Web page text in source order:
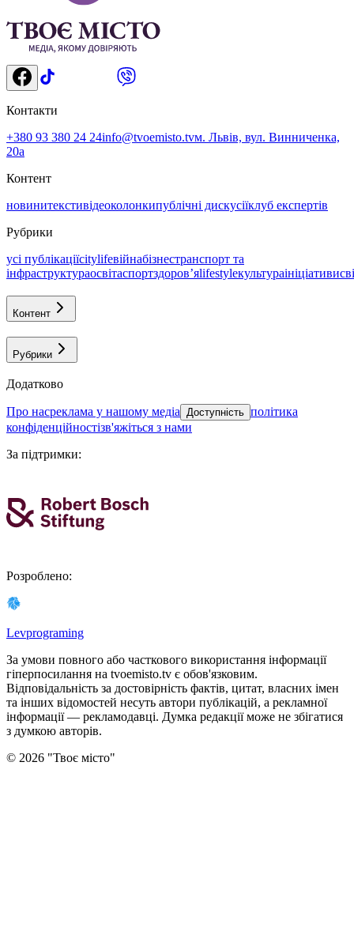
Контакти
+380 93 380 24 24info@tvoemisto.tvм. Львів, вул. Винниченка,
20а
Контент
новинитекстивідеоколонкипублічні дискусіїклуб експертів
Рубрики
усі публікаціїcitylifeвійнабізнестранспорт та
інфраструктураосвітаспортздоровʼяlifestyleкультураініціативи
Контент
Рубрики
Додатково
про насреклама у нашому медіа Доступність політика
конфіденційностізв'яжіться з нами
За підтримки:
Розроблено:
Levprograming
За умови повного або часткового використання iнформацiї
гіперпосилання на tvoemisto.tv є обов'язковим.
Відповідальність за достовірність фактів, цитат, власних імен
та інших відомостей несуть автори публікацій, а рекламної
інформації — рекламодавці. Думка редакцiї може не збiгатися
з думкою авторiв.
© 2026 "Твоє місто"